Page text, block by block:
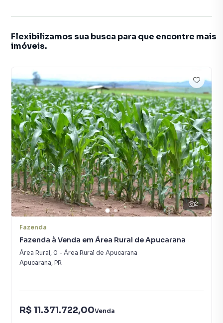
Flexibilizamos sua busca para que encontre mais
imóveis.
2
Fazenda
Fazenda à Venda em Área Rural de Apucarana
Área Rural, 0 - Área Rural de Apucarana
Apucarana, PR
R$ 11.371.722,00Venda